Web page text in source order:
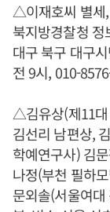
△이재호씨 별세,
북지방경찰청
대구 북구 대구
전 9시, 010-
△김유상(제11대
김선리 남편상,
학예연구사) 김
나정(부천 필하
문외솔(서울여